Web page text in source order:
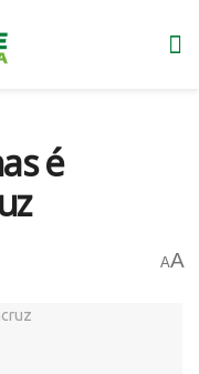
é
AA